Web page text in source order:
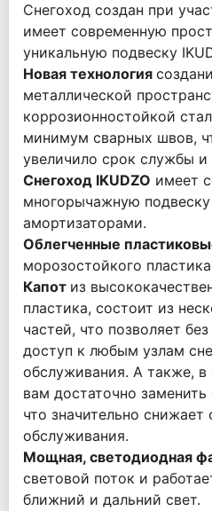
Снегоход создан при
имеет современную
уникальную подвеску
Новая технология
металлической
коррозионностойкой
минимум сварных швов,
увеличило срок службы
Снегоход IKUDZO имеет
многорычажную
амортизаторами.
Облегченные
морозостойкого
Капот из
пластика, состоит из
частей, что позволяет
доступ к любым узлам
обслуживания. А также, в
вам достаточно
что значительно снижает
обслуживания.
Мощная, светодиодная
световой поток и
ближний и дальний свет.